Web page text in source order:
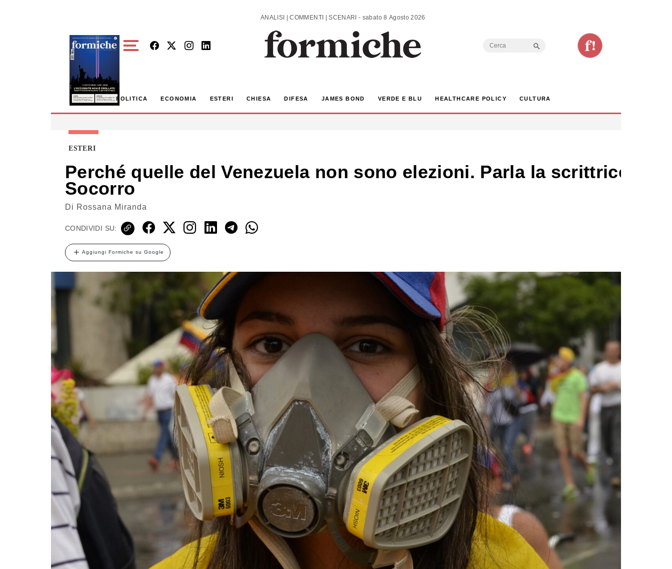
ANALISI | COMMENTI | SCENARI - sabato 8 Agosto 2026
Search
POLITICA ECONOMIA ESTERI CHIESA DIFESA JAMES BOND VERDE E BLU HEALTHCARE POLICY CULTURA
ESTERI
Perché quelle del Venezuela non sono elezioni. Parla la scrittrice
Socorro
Di Rossana Miranda
CONDIVIDI SU:
Aggiungi Formiche su Google